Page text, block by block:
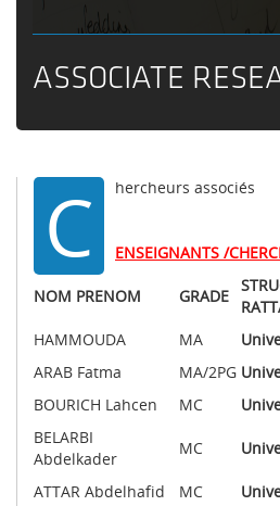
ASSOCIATE
C hercheurs associés
ENSEIGNANTS /
NOM PRENOM GRADE
HAMMOUDA
MA
ARAB Fatma
MA/2PG
BOURICH Lahcen
MC
BELARBI
Abdelkader
MC
ATTAR Abdelhafid MC